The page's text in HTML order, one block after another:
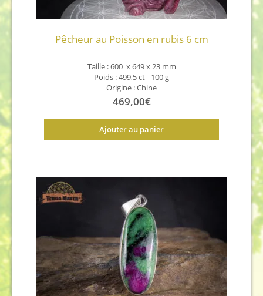
Pêcheur au Poisson en rubis 6 cm
Taille : 600 x 649 x 23 mm
Poids : 499,5 ct - 100 g
Origine : Chine
469,00€
Ajouter au panier